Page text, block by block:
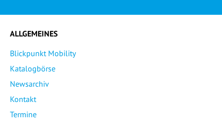
ALLGEMEINES
Blickpunkt Mobility
Katalogbörse
Newsarchiv
Kontakt
Termine